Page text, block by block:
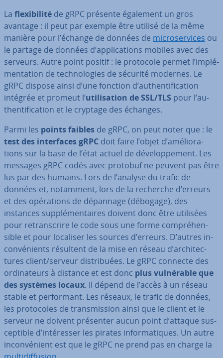
La flexi­bi­lité de gRPC présente également un gros
avantage : il peut par exemple être utilisé de la même
manière pour l’échange de données de mi­cro­ser­vices ou
le partage de données d’ap­pli­ca­tions mobiles avec des
serveurs. Autre point positif : le protocole permet l’im­plé­
men­ta­tion de tech­no­lo­gies de sécurité modernes. Le
gRPC dispose ainsi d’une fonction d’au­then­ti­fi­ca­tion
intégrée et promeut l’uti­li­sa­tion de SSL/TLS pour l’au­
then­ti­fi­ca­tion et le cryptage des échanges.
Parmi les points faibles de gRPC, on peut noter que : le
test des in­ter­faces gRPC doit faire l’objet d’amé­lio­ra­
tions sur la base de l’état actuel de dé­ve­lop­pe­ment. Les
messages gRPC codés avec protobuf ne peuvent pas être
lus par des humains. Lors de l’analyse du trafic de
données et, notamment, lors de la recherche d’erreurs
et des opé­ra­tions de dépannage (débogage), des
instances sup­plé­men­taires doivent donc être utilisées
pour re­trans­crire le code sous une forme com­pré­hen­
sible et pour localiser les sources d’erreurs. D’autres in­
con­vé­nients résultent de la mise en réseau d’ar­chi­tec­
tures client/serveur dis­tri­buées. Le gRPC connecte des
or­di­na­teurs à distance et est donc plus vul­né­rable que
des systèmes locaux. Il dépend de l’accès à un réseau
stable et per­for­mant. Les réseaux, le trafic de données,
les pro­to­coles de trans­mis­sion ainsi que le client et le
serveur ne doivent présenter aucun point d’attaque sus­
cep­tible d’in­té­res­ser les pirates in­for­ma­tiques. Un autre
in­con­vé­nient est que le gRPC ne prend pas en charge la